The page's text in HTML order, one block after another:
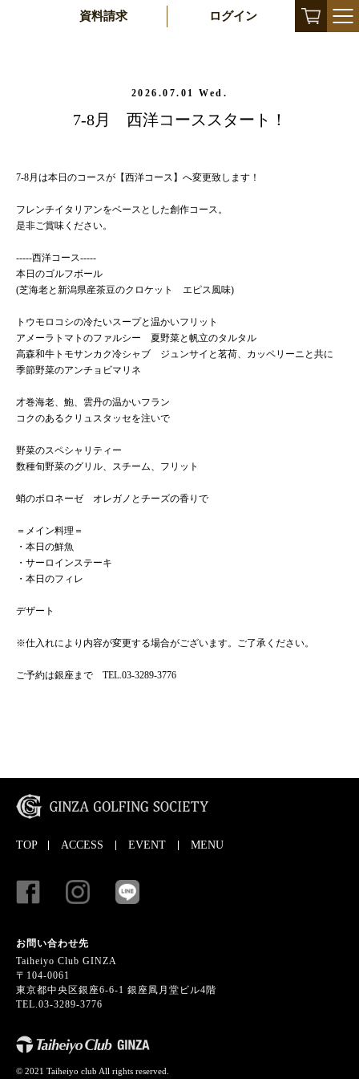
資料請求 ログイン
ログイン
2026.07.01 Wed.
7-8月 西洋コーススタート！
7-8月は本日のコースが【西洋コース】へ変更致します！
フレンチイタリアンをベースとした創作コース。
是非ご賞味ください。
-----西洋コース-----
本日のゴルフボール
(芝海老と新潟県産茶豆のクロケット エピス風味)
トウモロコシの冷たいスープと温かいフリット
アメーラトマトのファルシー 夏野菜と帆立のタルタル
高森和牛トモサンカク冷シャブ ジュンサイと茗荷、カッペリーニと共に
季節野菜のアンチョビマリネ
才巻海老、鮑、雲丹の温かいフラン
コクのあるクリュスタッセを注いで
野菜のスペシャリティー
数種旬野菜のグリル、スチーム、フリット
蛸のボロネーゼ オレガノとチーズの香りで
＝メイン料理＝
・本日の鮮魚
・サーロインステーキ
・本日のフィレ
デザート
※仕入れにより内容が変更する場合がございます。ご了承ください。
ご予約は銀座まで TEL.03-3289-3776
TOP ACCESS EVENT MENU
お問い合わせ先
Taiheiyo Club GINZA
〒104-0061
東京都中央区銀座6-6-1 銀座凮月堂ビル4階
TEL.03-3289-3776
© 2021 Taiheiyo club All rights reserved.